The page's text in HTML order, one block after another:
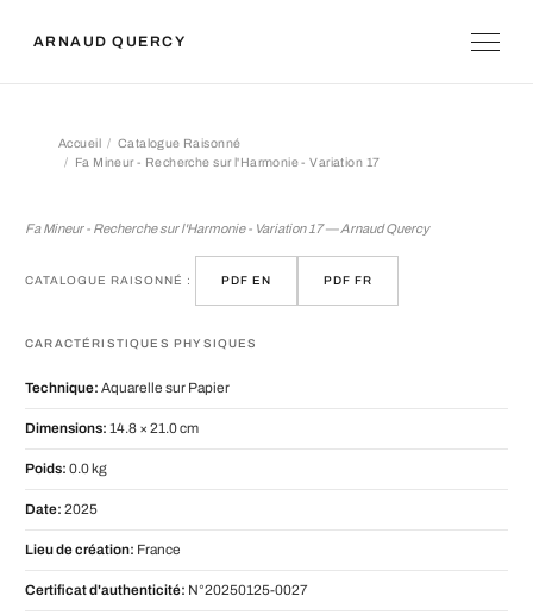
ARNAUD QUERCY
Accueil
Catalogue Raisonné
Fa Mineur - Recherche sur l'Harmonie - Variation 17
Fa Mineur - Recherche sur l'Harmonie - Variation 17 — Arnaud Quercy
CATALOGUE RAISONNÉ : PDF EN PDF FR
CARACTÉRISTIQUES PHYSIQUES
Technique: Aquarelle sur Papier
Dimensions: 14.8 × 21.0 cm
Poids: 0.0 kg
Date: 2025
Lieu de création: France
Certificat d'authenticité: N°20250125-0027